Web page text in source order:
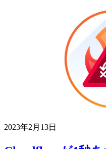
2023年2月13日